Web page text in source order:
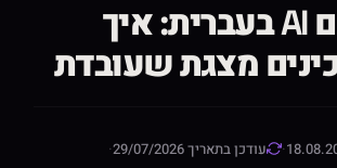
מצגות עם AI בעברית: איך
מצגת שעובדת
· עודכן בתאריך 29/07/2026
·